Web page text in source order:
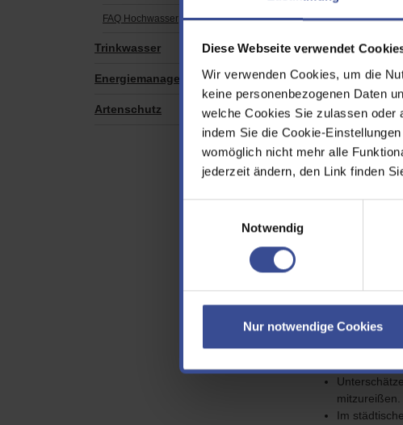
Diese Webseite verwendet
Wir verwenden Cookies, um die
keine personenbezogenen Daten
welche Cookies Sie zulassen oder
indem Sie die Cookie-
womöglich nicht mehr alle
jederzeit ändern, den Link finden
Notwendig
Nur notwendige Cookies
FAQ Hochwasser
Trinkwasser
Energiemanagement
Artenschutz
Informieren
Im
Verlassen
liegende
Der
Bereiche, in
Ist Ihr Keller
Verlassen
Suchen Sie
Auf der
mitzureißen.
Im